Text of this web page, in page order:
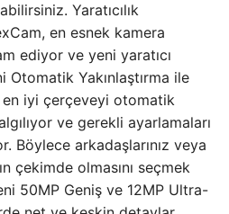
Yaratıcılık
en esnek kamera
ediyor ve yeni yaratıcı
Otomatik Yakınlaştırma ile
iyi çerçeveyi otomatik
ve gerekli ayarlamaları
Böylece arkadaşlarınız veya
çekimde olmasını seçmek
50MP Geniş ve 12MP Ultra-